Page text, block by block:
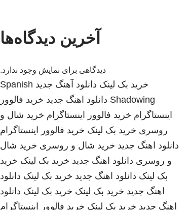
آخرین دیدگاه‌ها
دیدگاهی برای نمایش وجود ندارد.
خرید بک لینک دانلود آهنگ جدید Spanish
Shadowing دانلود اهنگ جدید خرید فالوور
اینستاگرام خرید فالوور اینستاگرام خرید شال و
روسری خرید بک لینک خرید فالوور اینستاگرام
دانلود اهنگ جدید خرید شال و روسری خرید شال
و روسری دانلود اهنگ جدید خرید بک لینک خرید
بک لینک دانلود اهنگ جدید خرید بک لینک دانلود
اهنگ جدید خرید بک لینک خرید بک لینک دانلود
اهنگ جدید خرید بک لینک خرید فالوور اینستاگرام